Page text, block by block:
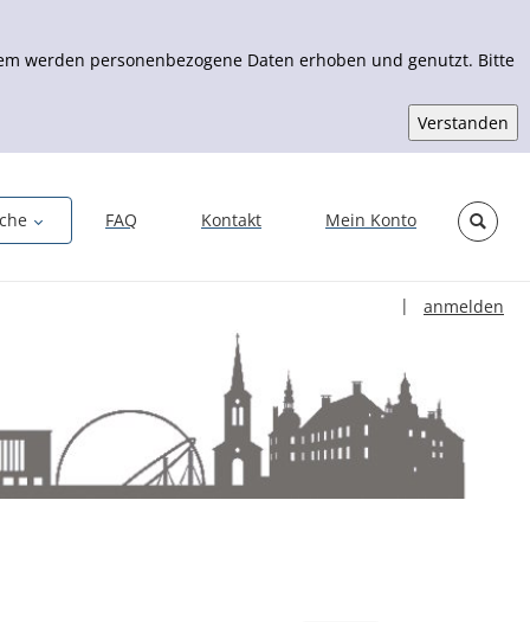
werden personenbezogene Daten erhoben und genutzt. Bitte
FAQ Kontakt Mein Konto
| anmelden
Sprache